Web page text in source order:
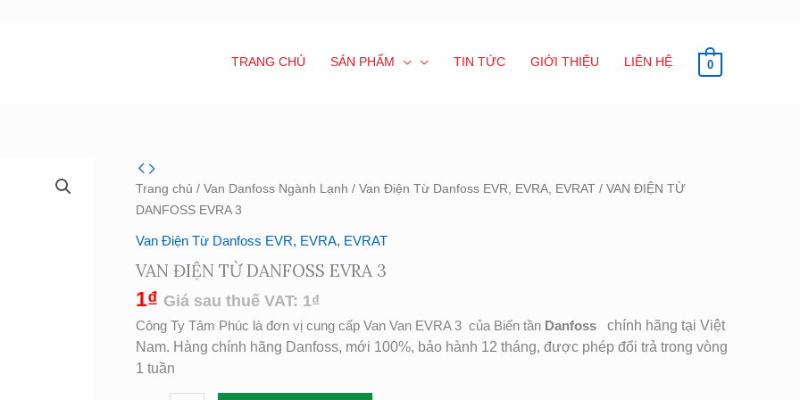
TRANG CHỦ SẢN PHẨM TIN TỨC GIỚI THIỆU LIÊN HỆ 0
Trang chủ / Van Danfoss Ngành Lạnh / Van Điện Từ Danfoss EVR, EVRA, EVRAT / VAN ĐIỆN TỪ
DANFOSS EVRA 3
Van Điện Từ Danfoss EVR, EVRA, EVRAT
VAN ĐIỆN TỪ DANFOSS EVRA 3
1₫ Giá sau thuế VAT: 1₫
Công Ty Tâm Phúc là đơn vị cung cấp Van Van EVRA 3 của Biến tần Danfoss
chính hãng tại Việt
Nam. Hàng chính hãng Danfoss, mới 100%, bảo hành 12 tháng, được phép đổi trả trong vòng
1 tuần
VAN
ĐIỆN
TỪ
3
số